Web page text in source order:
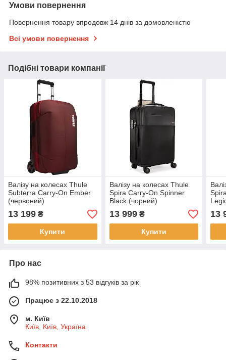
Умови повернення
Повернення товару впродовж 14 днів за домовленістю
Всі умови повернення
Подібні товари компанії
Валізу на колесах Thule
Subterra Carry-On Ember
(червоний)
13 199 ₴
Купити
Валізу на колесах Thule
Spira Carry-On Spinner
Black (чорний)
13 999₴
Купити
13
Про нас
98% позитивних з 53 відгуків за рік
Працює з 22.10.2018
м. Київ
Київ, Київ, Україна
Контакти